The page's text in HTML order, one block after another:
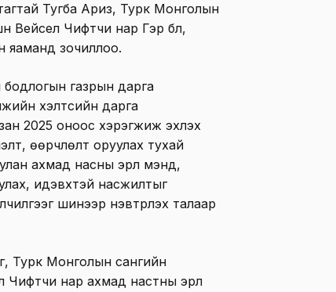
Тугба Ариз, Турк Монголын
Вейсел Чифтчи нар Гэр бүл,
яаманд зочиллоо.
газрын дарга
хэлтсийн дарга
2025 оноос хэрэгжиж эхлэх
өөрчлөлт оруулах тухай
ахмад насны эрүүл мэнд,
идэвхтэй насжилтыг
шинээр нэвтрүүлэх талаар
Турк Монголын сангийн
Чифтчи нар ахмад настны эрүүл